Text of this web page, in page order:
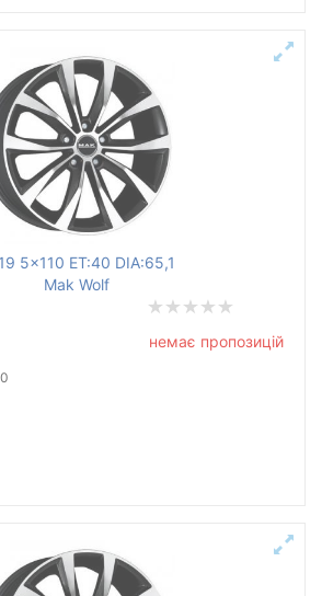
5x110 ET:40 DIA:65,1
Mak Wolf
немає пропозицій